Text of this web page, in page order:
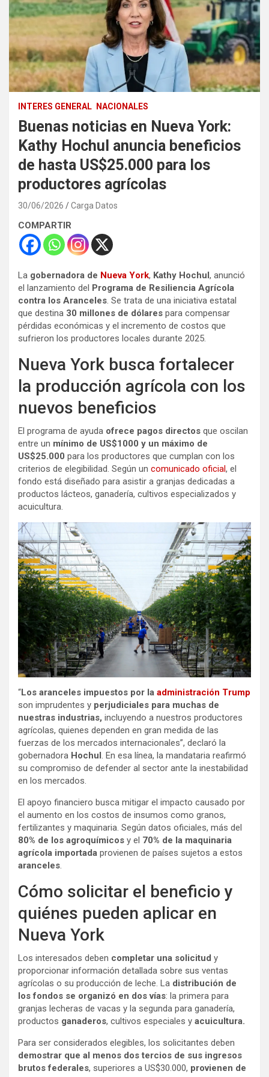
INTERES GENERAL NACIONALES
Buenas noticias en Nueva York:
Kathy Hochul anuncia beneficios
de hasta US$25.000 para los
productores agrícolas
30/06/2026 Carga Datos
COMPARTIR
La gobernadora de Nueva York, Kathy Hochul, anunció
el lanzamiento del Programa de Resiliencia Agrícola
contra los Aranceles . Se trata de una iniciativa estatal
que destina 30 millones de dólares para compensar
pérdidas económicas y el incremento de costos que
sufrieron los productores locales durante 2025.
Nueva York busca fortalecer
la producción agrícola con los
nuevos beneficios
El programa de ayuda ofrece pagos directos que oscilan
entre un mínimo de US$1000 y un máximo de
US$25.000 para los productores que cumplan con los
criterios de elegibilidad. Según un comunicado oficial, el
fondo está diseñado para asistir a granjas dedicadas a
productos lácteos, ganadería, cultivos especializados y
acuicultura.
“Los aranceles impuestos por la administración Trump
son imprudentes y perjudiciales para muchas de
nuestras industrias, incluyendo a nuestros productores
agrícolas, quienes dependen en gran medida de las
fuerzas de los mercados internacionales”, declaró la
gobernadora Hochul. En esa línea, la mandataria reafirmó
su compromiso de defender al sector ante la inestabilidad
en los mercados.
El apoyo financiero busca mitigar el impacto causado por
el aumento en los costos de insumos como granos,
fertilizantes y maquinaria. Según datos oficiales, más del
80% de los agroquímicos y el 70% de la maquinaria
agrícola importada provienen de países sujetos a estos
aranceles.
Cómo solicitar el beneficio y
quiénes pueden aplicar en
Nueva York
Los interesados deben completar una solicitud y
proporcionar información detallada sobre sus ventas
agrícolas o su producción de leche. La distribución de
los fondos se organizó en dos vías: la primera para
granjas lecheras de vacas y la segunda para ganadería,
productos ganaderos, cultivos especiales y acuicultura.
Para ser considerados elegibles, los solicitantes deben
demostrar que al menos dos tercios de sus ingresos
brutos federales, superiores a US$30.000, provienen de